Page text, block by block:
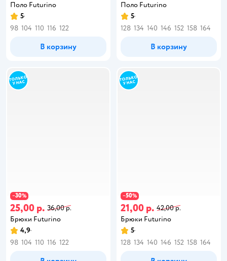
Поло Futurino
5
98 104 110 116 122
В корзину
Поло Futurino
5
128 134 140 146 152 158 164
В корзину
−30%
25,00 р. 36,00 р.
Брюки Futurino
4,9
98 104 110 116 122
−50%
21,00 р. 42,00 р.
Брюки Futurino
5
128 134 140 146 152 158 164